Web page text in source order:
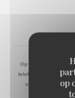
op
Op grond van de
telefonische
informatie over